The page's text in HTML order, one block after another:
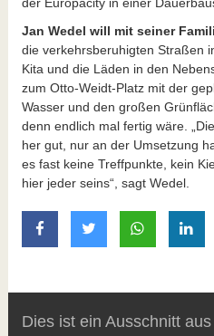
Jan Wedel will mit seiner
die verkehrsberuhigten Straßen
Kita und die Läden in den
zum Otto-Weidt-Platz mit der
Wasser und den großen
denn endlich mal fertig wäre.
her gut, nur an der Umsetzung
es fast keine Treffpunkte, kein
hier jeder seins“, sagt Wedel.
auf Facebook teilen
auf Twitter teilen
mit
Dies ist ein Ausschnitt